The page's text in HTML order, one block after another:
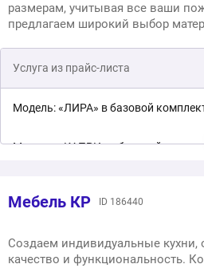
размерам, учитывая все ваши
предлагаем широкий выбор
работ на каждом этапе — от
готовой кухни.
Услуга из прайс-листа
Модель: «ЛИРА» в базовой
Модель: «КАПРИ» в базовой
Модель: «АРИА» в базовой
Мебель КР ID 186440
Создаем индивидуальные
качество и функциональность.